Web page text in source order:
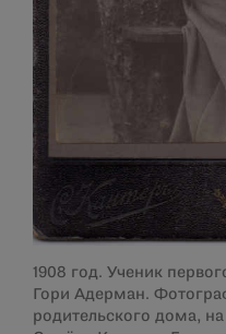
1908 год. Ученик
Гори Адерман.
родительского дома,